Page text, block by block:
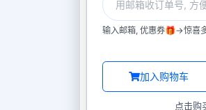
输入邮箱, 优惠券🎁->惊喜
加入购物车
点击购